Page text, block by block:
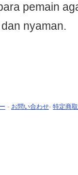
pemain
nyaman.
- お問い合わせ- 特定商